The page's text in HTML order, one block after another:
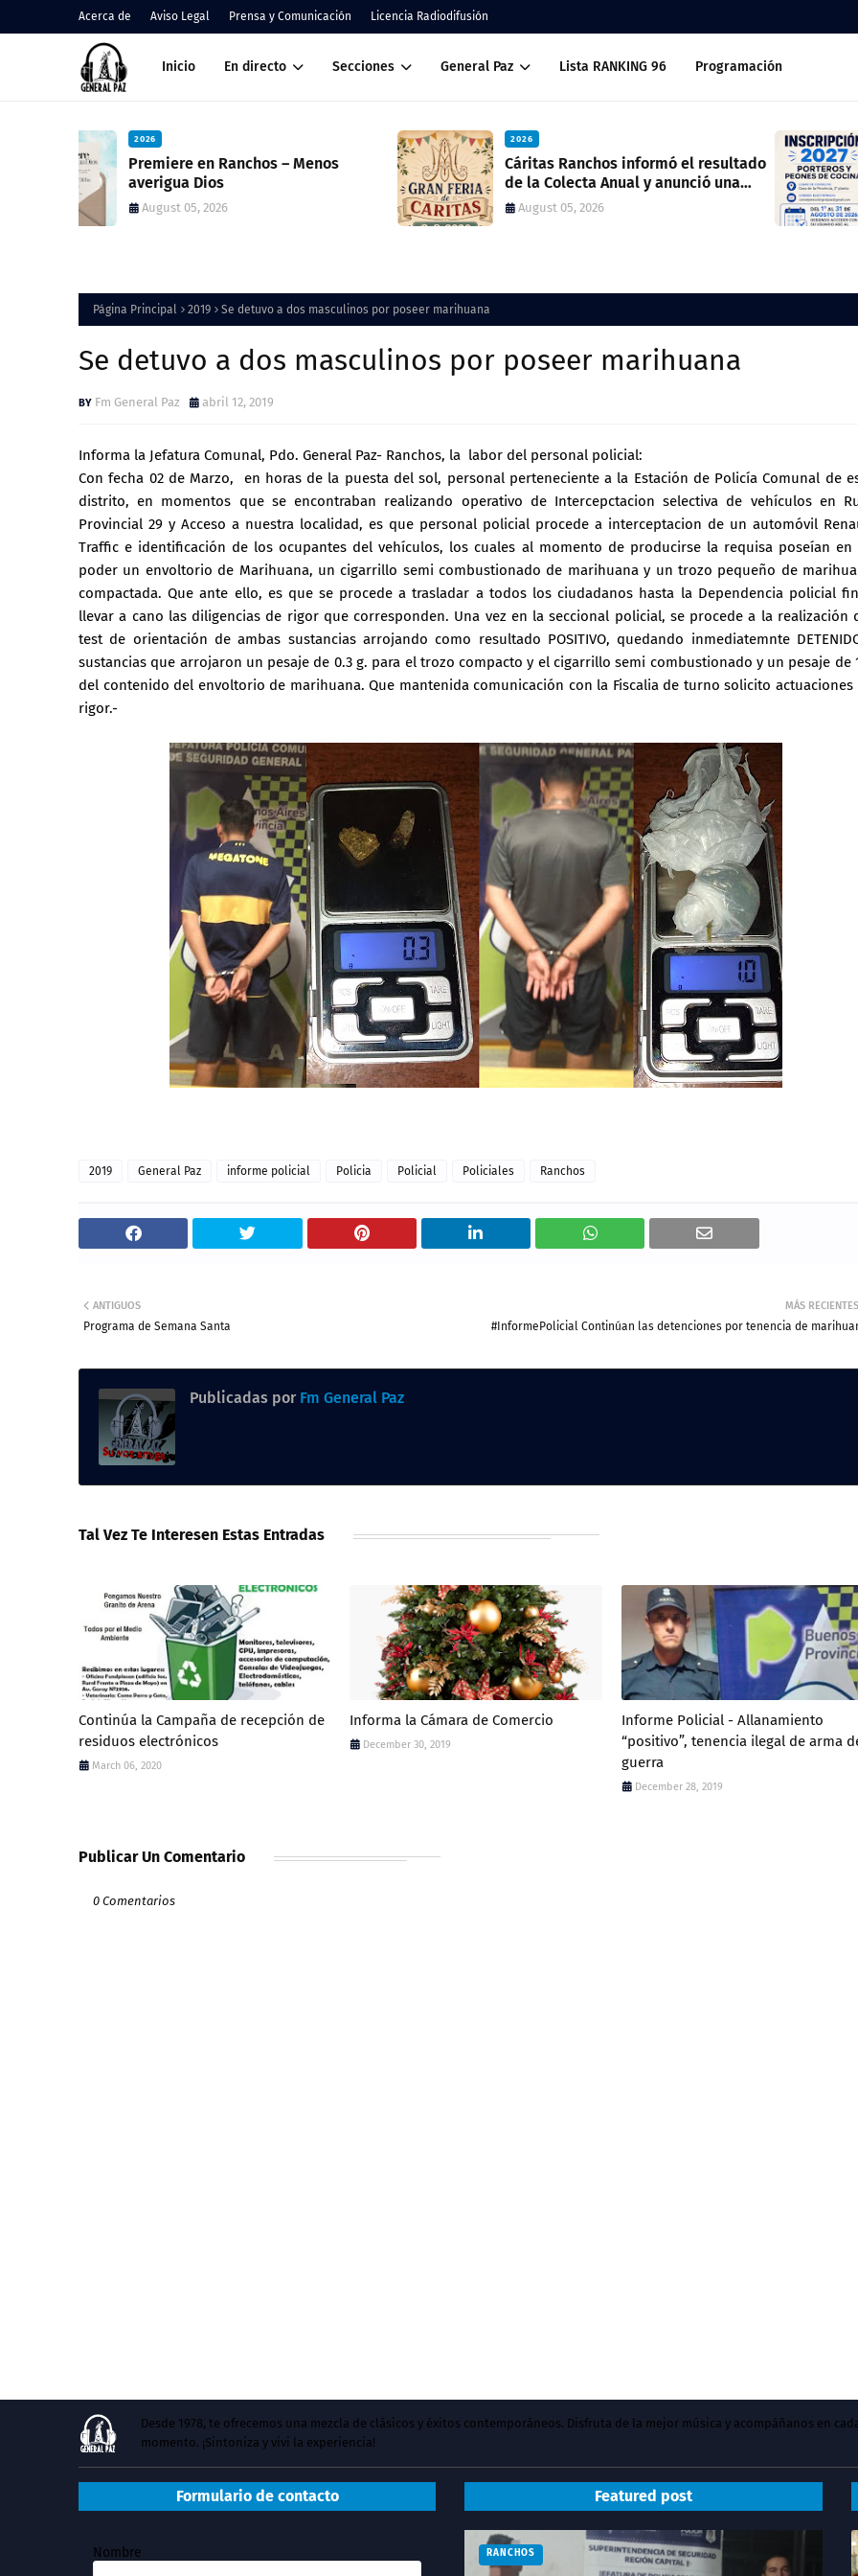
Acerca de Aviso Legal Prensa y Comunicación Licencia Radiodifusión
Inicio En directo Secciones General Paz Lista RANKING 96 Programación
Cáritas Ranchos informó el resultado
de la Colecta Anual y anunció una
nueva feria solidaria
August 05, 2026
Inscripción 2027 Porteros y Peones de
Cocina
July 28, 2026
Página Principal 2019 Se detuvo a dos masculinos por poseer marihuana
Se detuvo a dos masculinos por poseer marihuana
Fm General Paz abril 12, 2019
Informa la Jefatura Comunal, Pdo. General Paz- Ranchos, la labor del personal policial:
Con fecha 02 de Marzo, en horas de la puesta del sol, personal perteneciente a la Estación de Policía Comunal de
distrito, en momentos que se encontraban realizando operativo de Intercepctacion selectiva de vehículos en
Provincial 29 y Acceso a nuestra localidad, es que personal policial procede a interceptacion de un automóvil
Traffic e identificación de los ocupantes del vehículos, los cuales al momento de producirse la requisa poseían en
poder un envoltorio de Marihuana, un cigarrillo semi combustionado de marihuana y un trozo pequeño de
compactada. Que ante ello, es que se procede a trasladar a todos los ciudadanos hasta la Dependencia policial
llevar a cano las diligencias de rigor que corresponden. Una vez en la seccional policial, se procede a la realización
test de orientación de ambas sustancias arrojando como resultado POSITIVO, quedando inmediatemnte
sustancias que arrojaron un pesaje de 0.3 g. para el trozo compacto y el cigarrillo semi combustionado y un pesaje de
del contenido del envoltorio de marihuana. Que mantenida comunicación con la Fiscalia de turno solicito actuaciones
rigor.-
2019 General Paz informe policial Policia Policial Policiales Ranchos
MÁS RECIENTES
#InformePolicial Continúan las detenciones por tenencia de
ANTIGUOS
Programa de Semana Santa
Publicadas por Fm General Paz
Tal Vez Te Interesen Estas Entradas
Continúa la Campaña de recepción de
residuos electrónicos
March 06, 2020
Informa la Cámara de Comercio
December 30, 2019
Informe Policial - Allanamiento
“positivo”, tenencia ilegal de arma
guerra
December 28, 2019
Publicar Un Comentario
0 Comentarios
Desde 1978, te ofrecemos una mezcla de clásicos y éxitos contemporáneos. Disfruta de la mejor música y acompáñanos en
momento. ¡Sintoniza y vivi la experiencia!
Formulario de contacto
Nombre
Featured post
RANCHOS